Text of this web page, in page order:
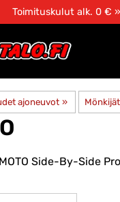
Toimituskulut alk. 0 € »
ajoneuvot ‪» Mönkijät
Side-By-Side